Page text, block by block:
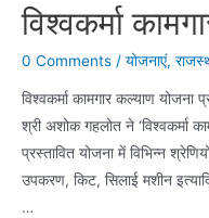
विश्वकर्मा
0 Comments / योजनाएं,
विश्वकर्मा कामगार कल्याण योजना
श्री अशोक गहलोत ने ‘विश्वकर्मा
प्रस्तावित योजना में विभिन्न
उपकरण, किट, सिलाई मशीन
…